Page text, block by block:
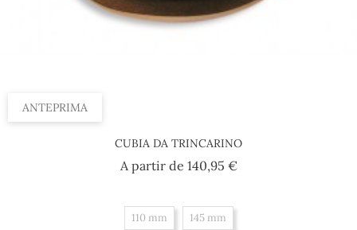
ANTEPRIMA
CUBIA DA TRINCARINO
A partir de 140,95 €Prezzo
110 mm 145 mm